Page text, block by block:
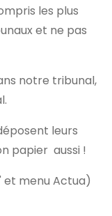
les plus
et ne pas
notre tribunal,
leurs
papier aussi !
menu Actua)